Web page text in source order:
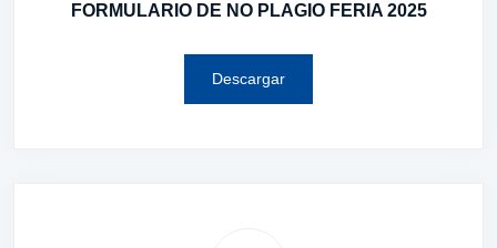
FORMULARIO DE NO PLAGIO FERIA 2025
Descargar